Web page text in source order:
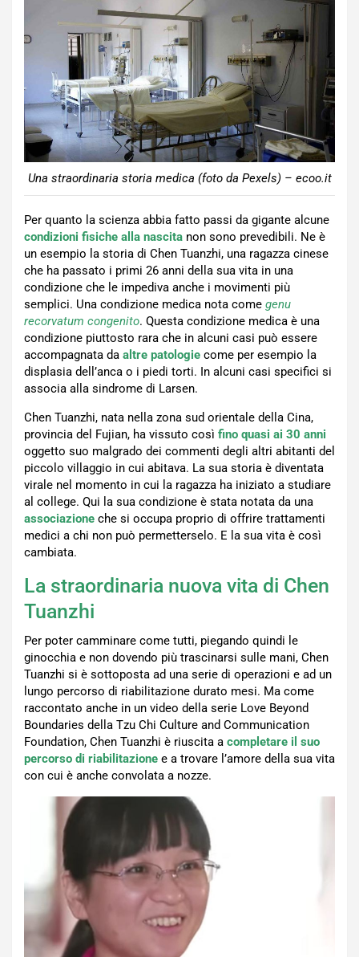
Una straordinaria storia medica (foto da Pexels) – ecoo.it
Per quanto la scienza abbia fatto passi da gigante alcune
condizioni fisiche alla nascita non sono prevedibili. Ne è
un esempio la storia di Chen Tuanzhi, una ragazza cinese
che ha passato i primi 26 anni della sua vita in una
condizione che le impediva anche i movimenti più
semplici. Una condizione medica nota come genu
recorvatum congenito. Questa condizione medica è una
condizione piuttosto rara che in alcuni casi può essere
accompagnata da altre patologie come per esempio la
displasia dell’anca o i piedi torti. In alcuni casi specifici si
associa alla sindrome di Larsen.
Chen Tuanzhi, nata nella zona sud orientale della Cina,
provincia del Fujian, ha vissuto così fino quasi ai 30 anni
oggetto suo malgrado dei commenti degli altri abitanti del
piccolo villaggio in cui abitava. La sua storia è diventata
virale nel momento in cui la ragazza ha iniziato a studiare
al college. Qui la sua condizione è stata notata da una
associazione che si occupa proprio di offrire trattamenti
medici a chi non può permetterselo. E la sua vita è così
cambiata.
La straordinaria nuova vita di Chen
Tuanzhi
Per poter camminare come tutti, piegando quindi le
ginocchia e non dovendo più trascinarsi sulle mani, Chen
Tuanzhi si è sottoposta ad una serie di operazioni e ad un
lungo percorso di riabilitazione durato mesi. Ma come
raccontato anche in un video della serie Love Beyond
Boundaries della Tzu Chi Culture and Communication
Foundation, Chen Tuanzhi è riuscita a completare il suo
percorso di riabilitazione e a trovare l’amore della sua vita
con cui è anche convolata a nozze.